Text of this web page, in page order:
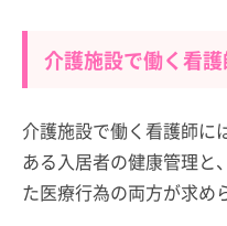
介護施設で働く看
介護施設で働く看護師に
ある入居者の健康管理と
た医療行為の両方が求め